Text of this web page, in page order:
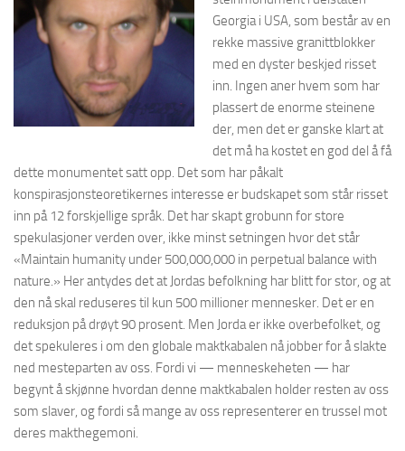
Georgia i USA, som består av en
rekke massive granittblokker
med en dyster beskjed risset
inn. Ingen aner hvem som har
plassert de enorme steinene
der, men det er ganske klart at
det må ha kostet en god del å få
dette monumentet satt opp. Det som har påkalt
konspirasjonsteoretikernes interesse er budskapet som står risset
inn på 12 forskjellige språk. Det har skapt grobunn for store
spekulasjoner verden over, ikke minst setningen hvor det står
«Maintain humanity under 500,000,000 in perpetual balance with
nature.» Her antydes det at Jordas befolkning har blitt for stor, og at
den nå skal reduseres til kun 500 millioner mennesker. Det er en
reduksjon på drøyt 90 prosent. Men Jorda er ikke overbefolket, og
det spekuleres i om den globale maktkabalen nå jobber for å slakte
ned mesteparten av oss. Fordi vi — menneskeheten — har
begynt å skjønne hvordan denne maktkabalen holder resten av oss
som slaver, og fordi så mange av oss representerer en trussel mot
deres makthegemoni.